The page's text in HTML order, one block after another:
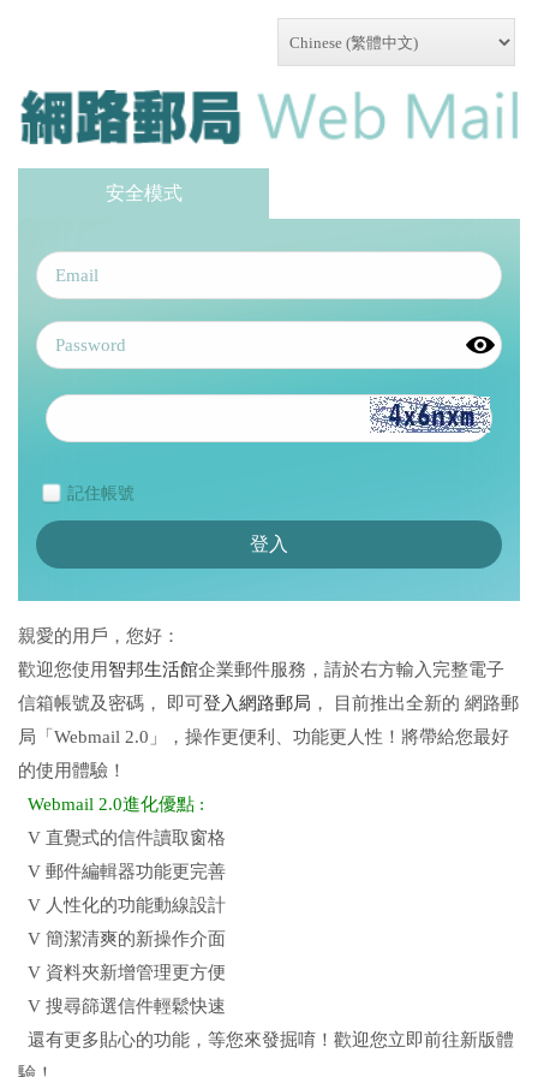
安全模式
記住帳號
親愛的用戶，您好：
歡迎您使用智邦生活館企業郵件服務，請於右方輸入完整電子
信箱帳號及密碼， 即可登入網路郵局 ， 目前推出全新的 網路郵
局「Webmail 2.0」，操作更便利、功能更人性！將帶給您最好
的使用體驗！
Webmail 2.0進化優點 :
V 直覺式的信件讀取窗格
V 郵件編輯器功能更完善
V 人性化的功能動線設計
V 簡潔清爽的新操作介面
V 資料夾新增管理更方便
V 搜尋篩選信件輕鬆快速
還有更多貼心的功能，等您來發掘唷！歡迎您立即前往新版體